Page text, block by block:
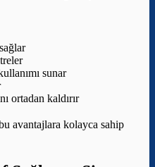
sunar
ortadan kaldırır
avantajlara kolayca sahip